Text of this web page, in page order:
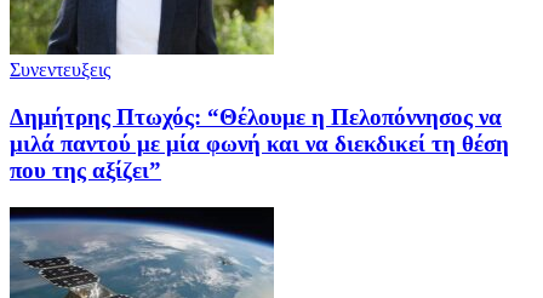
Συνεντευξεις
Δημήτρης Πτωχός: “Θέλουμε η Πελοπόννησος να
μιλά παντού με μία φωνή και να διεκδικεί τη θέση
που της αξίζει”